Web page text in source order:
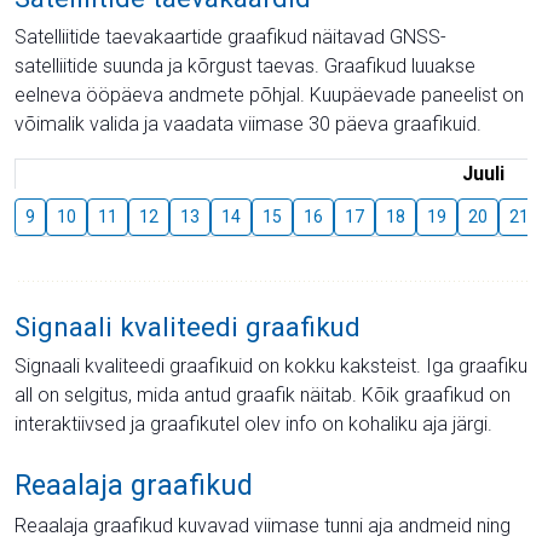
Satelliitide taevakaartide graafikud näitavad GNSS-
satelliitide suunda ja kõrgust taevas. Graafikud luuakse
eelneva ööpäeva andmete põhjal. Kuupäevade paneelist on
võimalik valida ja vaadata viimase 30 päeva graafikuid.
Juuli
9 10 11 12 13 14 15 16 17 18 19 20 21
Signaali kvaliteedi graafikud
Signaali kvaliteedi graafikuid on kokku kaksteist. Iga graafiku
all on selgitus, mida antud graafik näitab. Kõik graafikud on
interaktiivsed ja graafikutel olev info on kohaliku aja järgi.
Reaalaja graafikud
Reaalaja graafikud kuvavad viimase tunni aja andmeid ning